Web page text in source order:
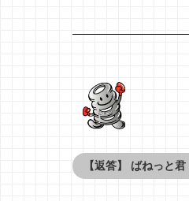
【返答】 ばねっと君